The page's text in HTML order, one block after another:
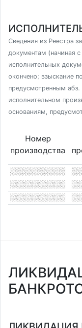
Сведения из Реестра
документам (начиная
исполнительных
окончено; взыскание
предусмотренным абз.
исполнительном
основаниям,
Номер
производства